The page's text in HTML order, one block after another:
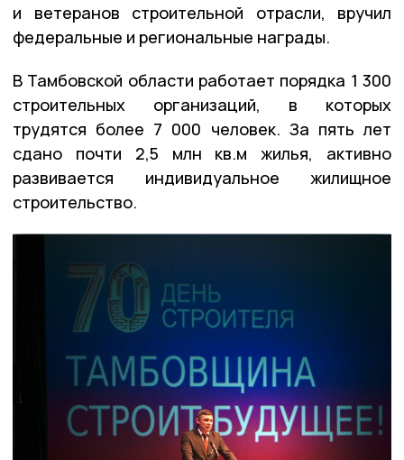
и ветеранов строительной отрасли, вручил
федеральные и региональные награды.
В Тамбовской области работает порядка 1 300
строительных организаций, в которых
трудятся более 7 000 человек. За пять лет
сдано почти 2,5 млн кв.м жилья, активно
развивается индивидуальное жилищное
строительство.